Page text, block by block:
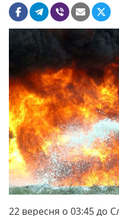
22 вересня о 03:45 до